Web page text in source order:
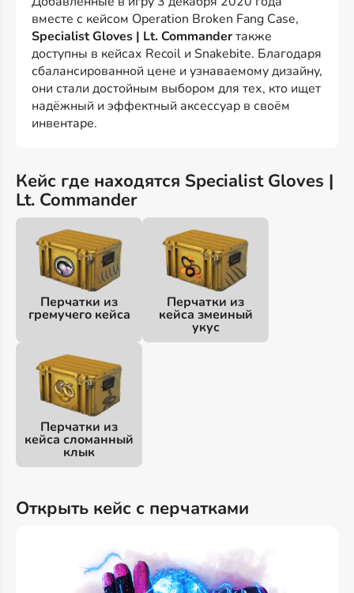
вместе с кейсом Operation Broken Fang Case,
Specialist Gloves | Lt. Commanderтакже
доступны в кейсах Recoil и Snakebite. Благодаря
сбалансированной цене и узнаваемому дизайну,
они стали достойным выбором для тех, кто ищет
надёжный и эффектный аксессуар в своём
инвентаре.
Кейс где находятся Specialist Gloves |
Lt. Commander
Перчатки из
гремучего кейса
Перчатки из
кейса змеиный
укус
Перчатки из
кейса сломанный
клык
Открыть кейс с перчатками